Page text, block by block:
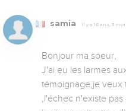
samia Il y a 16 ans, 3
Bonjour ma soeur,
J'ai eu les larmes
témoignage,je veux
,l'échec n'existe